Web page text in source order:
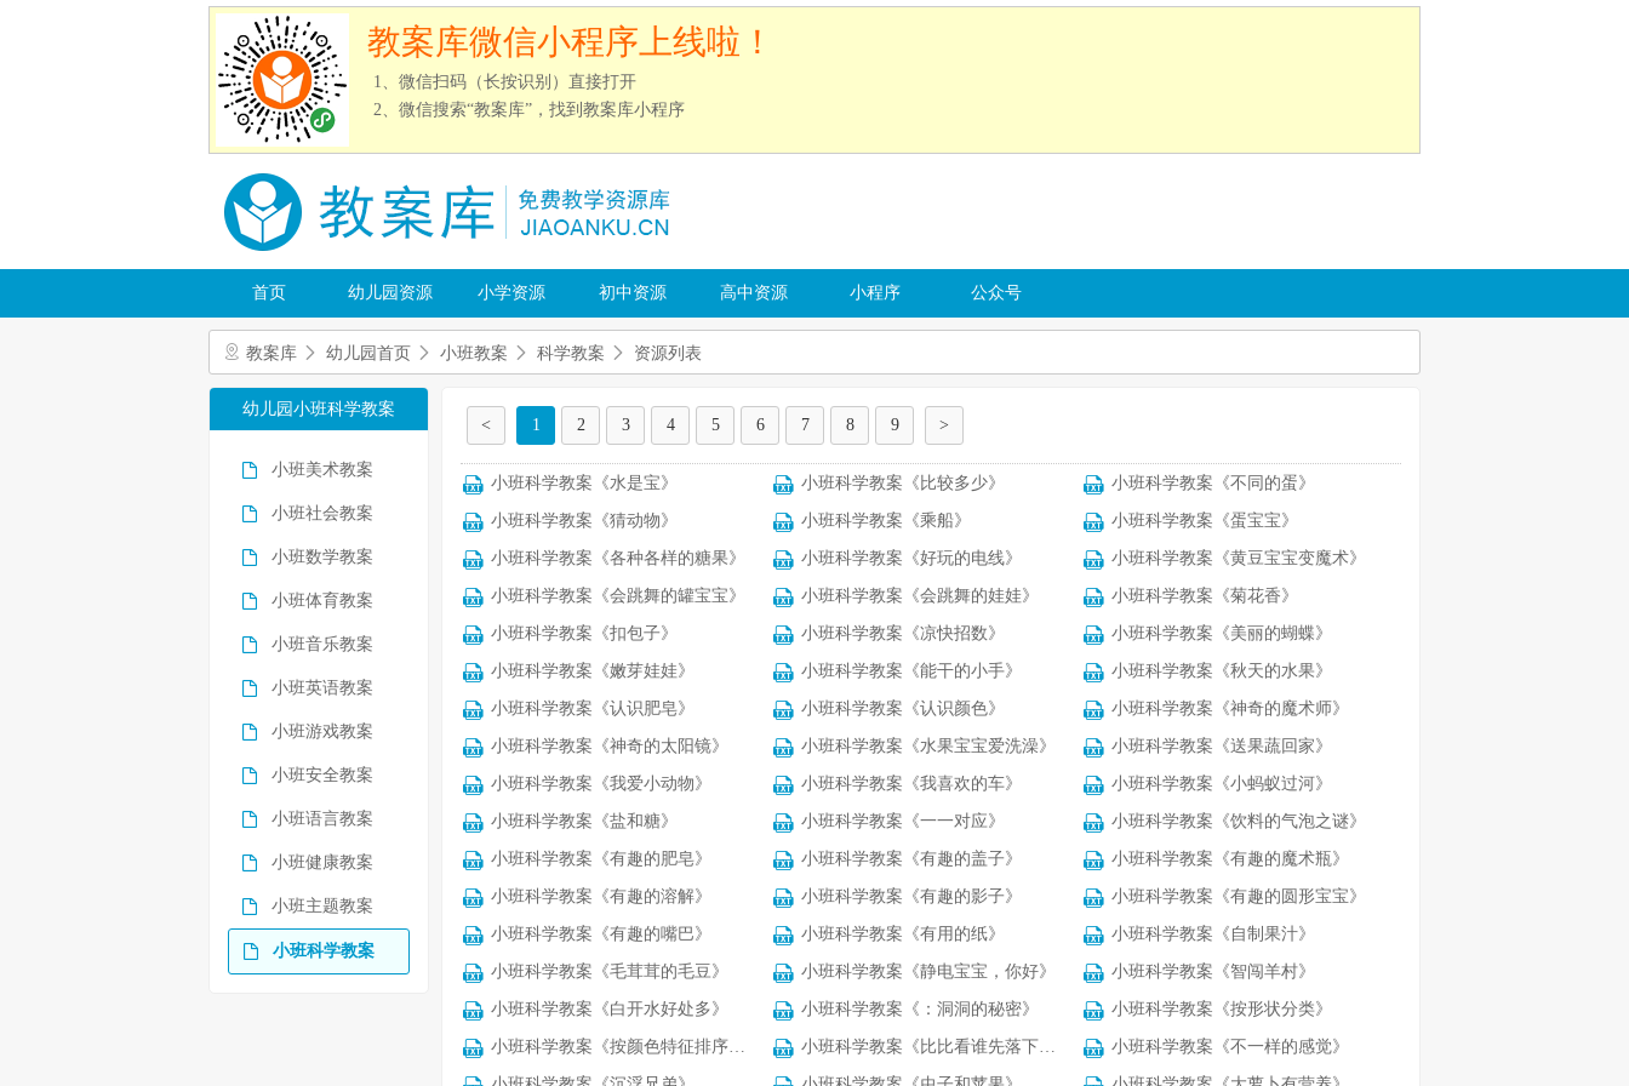
教案库微信小程序上线啦！
1、微信扫码（长按识别）直接打开
2、微信搜索“教案库”，找到教案库小程序
首页 幼儿园资源 小学资源 初中资源 高中资源 小程序 公众号
教案库 幼儿园首页 小班教案 科学教案 资源列表
幼儿园小班科学教案
小班美术教案
小班社会教案
小班数学教案
小班体育教案
小班音乐教案
小班英语教案
小班游戏教案
小班安全教案
小班语言教案
小班健康教案
小班主题教案
小班科学教案
< 1 2 3 4 5 6 7 8 9 >
小班科学教案《水是宝》 小班科学教案《比较多少》 小班科学教案《不同的蛋》
小班科学教案《猜动物》 小班科学教案《乘船》 小班科学教案《蛋宝宝》
小班科学教案《各种各样的糖果》 小班科学教案《好玩的电线》 小班科学教案《黄豆宝宝变魔术》
小班科学教案《会跳舞的罐宝宝》 小班科学教案《会跳舞的娃娃》 小班科学教案《菊花香》
小班科学教案《扣包子》 小班科学教案《凉快招数》 小班科学教案《美丽的蝴蝶》
小班科学教案《嫩芽娃娃》 小班科学教案《能干的小手》 小班科学教案《秋天的水果》
小班科学教案《认识肥皂》 小班科学教案《认识颜色》 小班科学教案《神奇的魔术师》
小班科学教案《神奇的太阳镜》 小班科学教案《水果宝宝爱洗澡》 小班科学教案《送果蔬回家》
小班科学教案《我爱小动物》 小班科学教案《我喜欢的车》 小班科学教案《小蚂蚁过河》
小班科学教案《盐和糖》 小班科学教案《一一对应》 小班科学教案《饮料的气泡之谜》
小班科学教案《有趣的肥皂》 小班科学教案《有趣的盖子》 小班科学教案《有趣的魔术瓶》
小班科学教案《有趣的溶解》 小班科学教案《有趣的影子》 小班科学教案《有趣的圆形宝宝》
小班科学教案《有趣的嘴巴》 小班科学教案《有用的纸》 小班科学教案《自制果汁》
小班科学教案《毛茸茸的毛豆》 小班科学教案《静电宝宝，你好》 小班科学教案《智闯羊村》
小班科学教案《白开水好处多》 小班科学教案《：洞洞的秘密》 小班科学教案《按形状分类》
小班科学教案《按颜色特征排序（量）》 小班科学教案《比比看谁先落下来》 小班科学教案《不一样的感觉》